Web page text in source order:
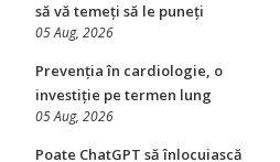
să vă temeți să le puneți
05 Aug, 2026
Prevenția în cardiologie, o
investiție pe termen lung
05 Aug, 2026
Poate ChatGPT să înlocuiască